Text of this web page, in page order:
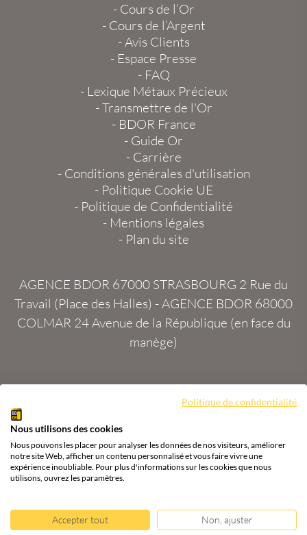
- Cours de l’Or
- Cours de l’Argent
-Avis Clients
- Espace Presse
- FAQ
- Lexique Métaux Précieux
-Transmettre de l'Or
- BDOR France
- Guide Or
- Carrière
- Conditions générales d'utilisation
- Politique Cookie UE
- Politique de Confidentialité
- Mentions légales
- Plan du site
AGENCE BDOR 67000 STRASBOURG 2 Rue du
Travail (Place des Halles) -AGENCE BDOR 68000
COLMAR 24 Avenue de la République (en face du
manège)
Tous droits réservés Agence BDOR ®
Cours or, achat
& vente or, argent
Politique de confidentialité
Nous utilisons des cookies
Nous pouvons les placer pour analyser les données de nos visiteurs, améliorer
notre site Web, afficher un contenu personnalisé et vous faire vivre une
expérience inoubliable. Pour plus d'informations sur les cookies que nous
utilisons, ouvrez les paramètres.
Accepter tout Non, ajuster